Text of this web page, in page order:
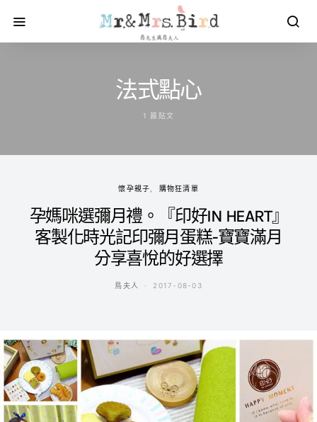
法式點心
1 篇貼文
懷孕親子 購物狂清單
孕媽咪選彌月禮。『印好IN HEART』
客製化時光記印彌月蛋糕-寶寶滿月
分享喜悅的好選擇
鳥夫人 2017-08-03